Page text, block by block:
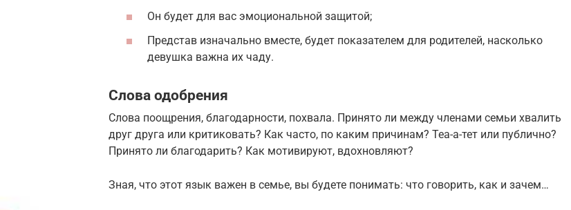
Он будет для вас эмоциональной защитой;
Представ изначально вместе, будет показателем для родителей, насколько
девушка важна их чаду.
Слова одобрения
Слова поощрения, благодарности, похвала. Принято ли между членами семьи хвалить
друг друга или критиковать? Как часто, по каким причинам? Теа-а-тет или публично?
Принято ли благодарить? Как мотивируют, вдохновляют?
Зная, что этот язык важен в семье, вы будете понимать: что говорить, как и зачем…